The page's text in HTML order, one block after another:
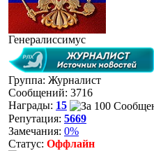
Генералиссимус
Группа: Журналист
Сообщений: 3716
Награды: 15
Репутация: 5669
Замечания: 0%
Статус: Оффлайн